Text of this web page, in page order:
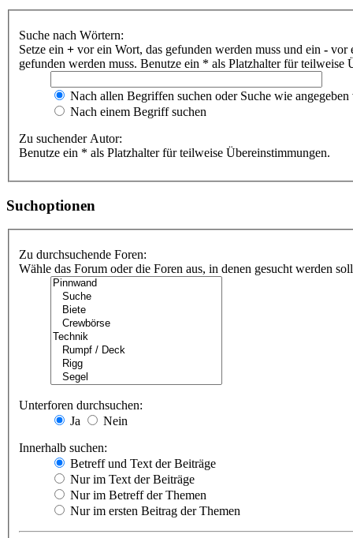
Suche nach Wörtern:
Setze ein + vor ein Wort, das gefunden werden muss und ein - vor
gefunden werden muss. Benutze ein * als Platzhalter für teilweise
Nach allen Begriffen suchen oder Suche wie angegeben
Nach einem Begriff suchen
Zu suchender Autor:
Benutze ein * als Platzhalter für teilweise Übereinstimmungen.
Suchoptionen
Zu durchsuchende Foren:
Wähle das Forum oder die Foren aus, in denen gesucht werden
Unterforen durchsuchen:
Ja
Nein
Innerhalb suchen:
Betreff und Text der Beiträge
Nur im Text der Beiträge
Nur im Betreff der Themen
Nur im ersten Beitrag der Themen